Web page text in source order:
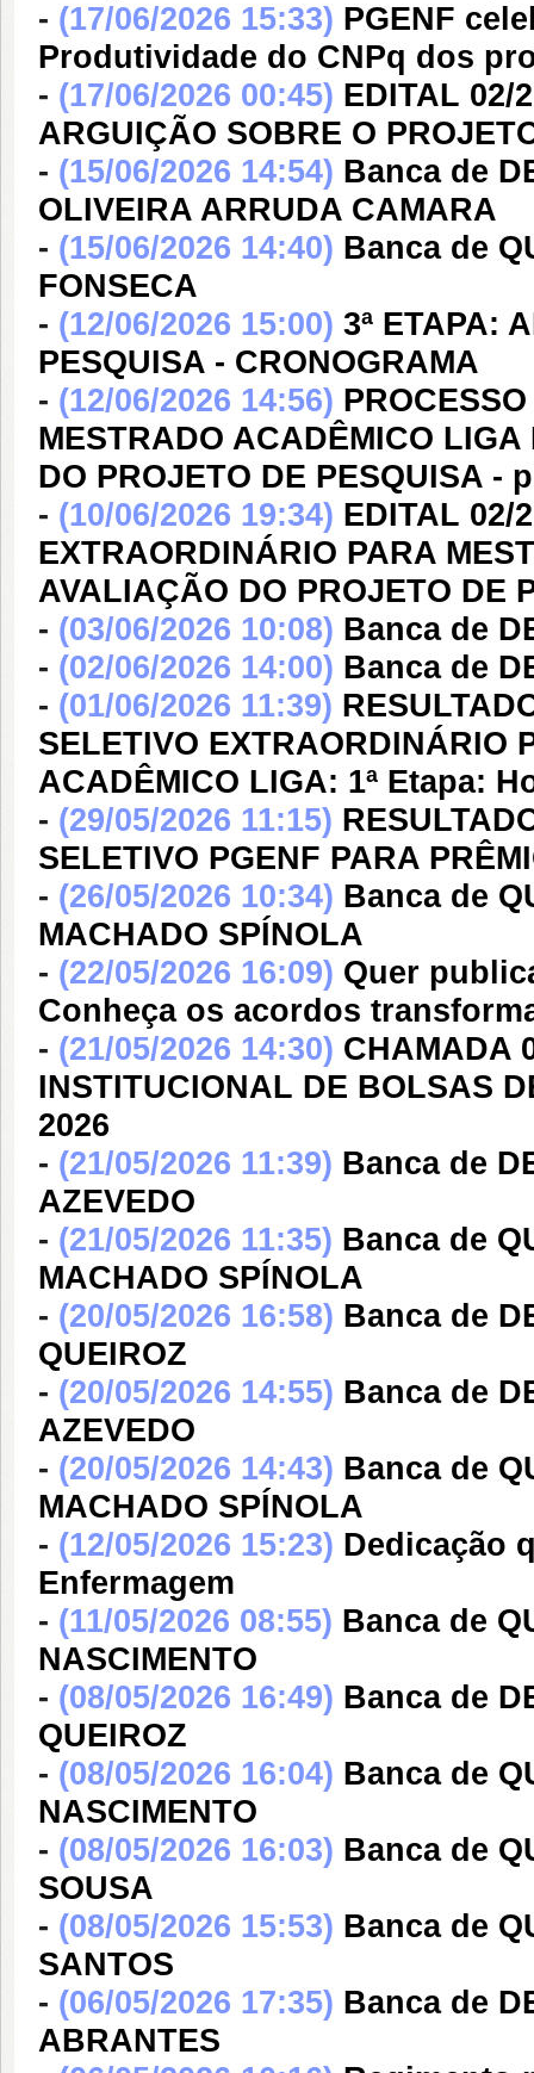
- (17/06/2026 15:33) PGENF
Produtividade do CNPq dos
- (17/06/2026 00:45) EDITAL 02/
ARGUIÇÃO SOBRE O
- (15/06/2026 14:54) Banca de
OLIVEIRA ARRUDA CAMARA
- (15/06/2026 14:40) Banca de
FONSECA
- (12/06/2026 15:00) 3ª ETAPA:
PESQUISA - CRONOGRAMA
- (12/06/2026 14:56)
MESTRADO ACADÊMICO
DO PROJETO DE PESQUISA -
- (10/06/2026 19:34) EDITAL 02/
EXTRAORDINÁRIO PARA
AVALIAÇÃO DO PROJETO DE
- (03/06/2026 10:08) Banca de
- (02/06/2026 14:00) Banca de
- (01/06/2026 11:39)
SELETIVO EXTRAORDINÁRIO
ACADÊMICO LIGA: 1ª Etapa:
- (29/05/2026 11:15)
SELETIVO PGENF PARA
- (26/05/2026 10:34) Banca de
MACHADO SPÍNOLA
- (22/05/2026 16:09) Quer
Conheça os acordos
- (21/05/2026 14:30) CHAMADA
INSTITUCIONAL DE BOLSAS
2026
- (21/05/2026 11:39) Banca de
AZEVEDO
- (21/05/2026 11:35) Banca de
MACHADO SPÍNOLA
- (20/05/2026 16:58) Banca de
QUEIROZ
- (20/05/2026 14:55) Banca de
AZEVEDO
- (20/05/2026 14:43) Banca de
MACHADO SPÍNOLA
- (12/05/2026 15:23) Dedicação
Enfermagem
- (11/05/2026 08:55) Banca de
NASCIMENTO
- (08/05/2026 16:49) Banca de
QUEIROZ
- (08/05/2026 16:04) Banca de
NASCIMENTO
- (08/05/2026 16:03) Banca de
SOUSA
- (08/05/2026 15:53) Banca de
SANTOS
- (06/05/2026 17:35) Banca de
ABRANTES